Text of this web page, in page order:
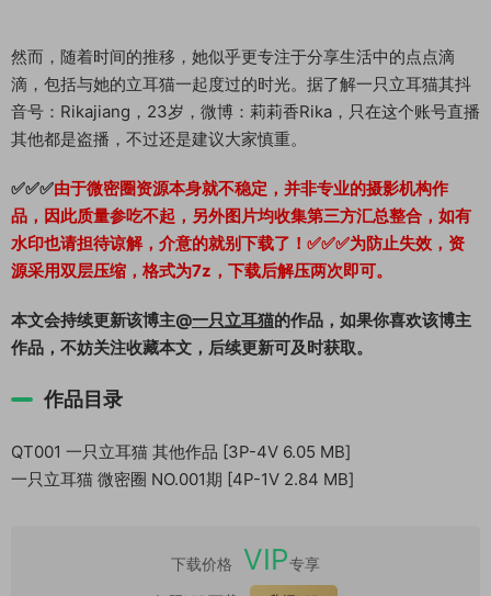
然而，随着时间的推移，她似乎更专注于分享生活中的点点滴
滴，包括与她的立耳猫一起度过的时光。据了解一只立耳猫其抖
音号：Rikajiang，23岁，微博：莉莉香Rika，只在这个账号直播
其他都是盗播，不过还是建议大家慎重。
✅✅✅由于微密圈资源本身就不稳定，并非专业的摄影机构作
品，因此质量参吃不起，另外图片均收集第三方汇总整合，如有
水印也请担待谅解，介意的就别下载了！✅✅✅为防止失效，资
源采用双层压缩，格式为7z，下载后解压两次即可。
本文会持续更新该博主@一只立耳猫的作品，如果你喜欢该博主
作品，不妨关注收藏本文，后续更新可及时获取。
作品目录
QT001 一只立耳猫 其他作品 [3P-4V 6.05 MB]
一只立耳猫 微密圈 NO.001期 [4P-1V 2.84 MB]
下载价格 VIP专享